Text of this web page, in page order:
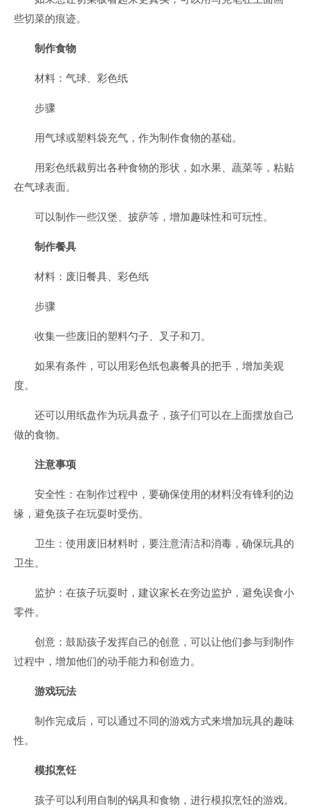
些切菜的痕迹。
制作食物
材料：气球、彩色纸
步骤
用气球或塑料袋充气，作为制作食物的基础。
用彩色纸裁剪出各种食物的形状，如水果、蔬菜等，粘贴
在气球表面。
可以制作一些汉堡、披萨等，增加趣味性和可玩性。
制作餐具
材料：废旧餐具、彩色纸
步骤
收集一些废旧的塑料勺子、叉子和刀。
如果有条件，可以用彩色纸包裹餐具的把手，增加美观
度。
还可以用纸盘作为玩具盘子，孩子们可以在上面摆放自己
做的食物。
注意事项
安全性：在制作过程中，要确保使用的材料没有锋利的边
缘，避免孩子在玩耍时受伤。
卫生：使用废旧材料时，要注意清洁和消毒，确保玩具的
卫生。
监护：在孩子玩耍时，建议家长在旁边监护，避免误食小
零件。
创意：鼓励孩子发挥自己的创意，可以让他们参与到制作
过程中，增加他们的动手能力和创造力。
游戏玩法
制作完成后，可以通过不同的游戏方式来增加玩具的趣味
性。
模拟烹饪
孩子可以利用自制的锅具和食物，进行模拟烹饪的游戏。